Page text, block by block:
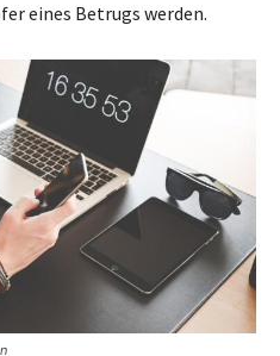
eines Betrugs werden.